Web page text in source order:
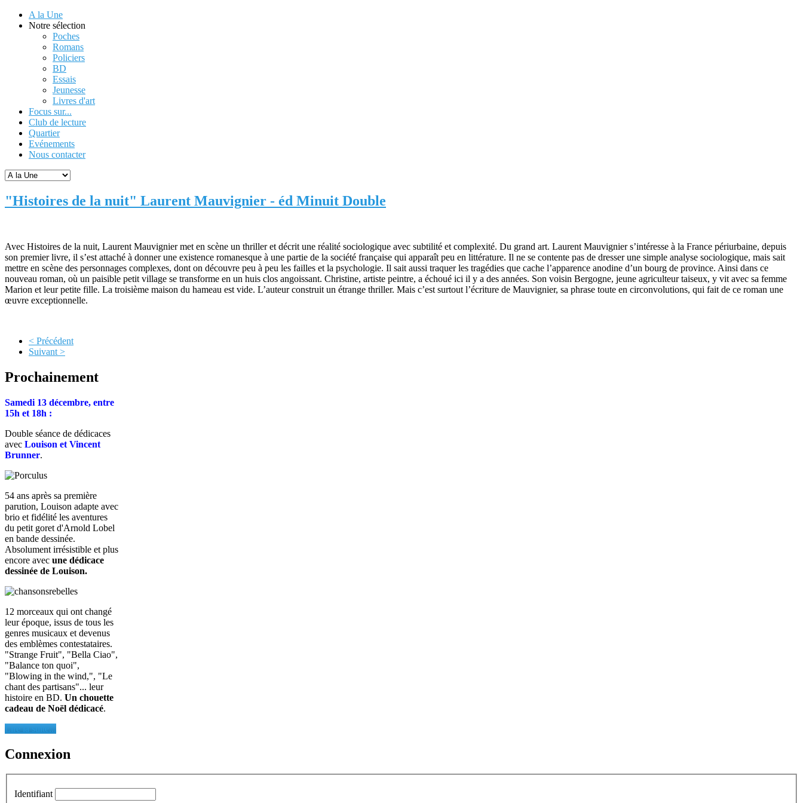
A la Une
Notre sélection
Poches
Romans
Policiers
BD
Essais
Jeunesse
Livres d'art
Focus sur...
Club de lecture
Quartier
Evénements
Nous contacter
"Histoires de la nuit" Laurent Mauvignier - éd Minuit Double
Avec Histoires de la nuit, Laurent Mauvignier met en scène un thriller et décrit une réalité sociologique avec subtilité et complexité. Du grand art. Laurent Mauvignier s’intéresse à la France périurbaine, depuis
son premier livre, il s’est attaché à donner une existence romanesque à une partie de la société française qui apparaît peu en littérature. Il ne se contente pas de dresser une simple analyse sociologique, mais sait
mettre en scène des personnages complexes, dont on découvre peu à peu les failles et la psychologie. Il sait aussi traquer les tragédies que cache l’apparence anodine d’un bourg de province. Ainsi dans ce
nouveau roman, où un paisible petit village se transforme en un huis clos angoissant. Christine, artiste peintre, a échoué ici il y a des années. Son voisin Bergogne, jeune agriculteur taiseux, y vit avec sa femme
Marion et leur petite fille. La troisième maison du hameau est vide. L’auteur construit un étrange thriller. Mais c’est surtout l’écriture de Mauvignier, sa phrase toute en circonvolutions, qui fait de ce roman une
œuvre exceptionnelle.
< Précédent
Suivant >
Prochainement
Samedi 13 décembre, entre
15h et 18h :
Double séance de dédicaces
avec Louison et Vincent
Brunner.
54 ans après sa première
parution, Louison adapte avec
brio et fidélité les aventures
du petit goret d'Arnold Lobel
en bande dessinée.
Absolument irrésistible et plus
encore avec une dédicace
dessinée de Louison.
12 morceaux qui ont changé
leur époque, issus de tous les
genres musicaux et devenus
des emblèmes contestataires.
"Strange Fruit", "Bella Ciao",
"Balance ton quoi",
"Blowing in the wind,", "Le
chant des partisans"... leur
histoire en BD. Un chouette
cadeau de Noël dédicacé.
Lire la suite...
Connexion
Identifiant